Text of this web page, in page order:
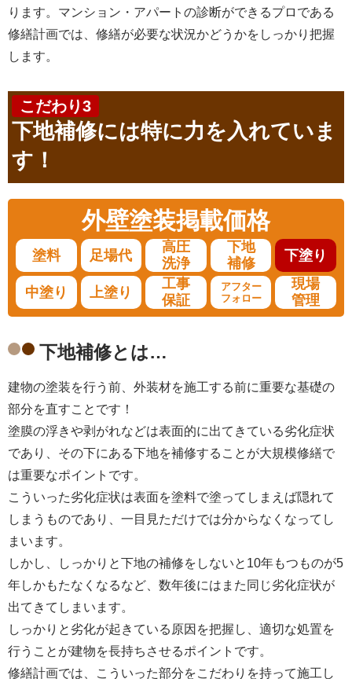
ります。マンション・アパートの診断ができるプロである
修繕計画では、修繕が必要な状況かどうかをしっかり把握
します。
こだわり3
下地補修には特に力を入れていま
す！
外壁塗装掲載価格
塗料 足場代
高圧
洗浄
下地
補修
下塗り
中塗り 上塗り
工事
保証
アフター
フォロー
現場
管理
下地補修とは…
建物の塗装を行う前、外装材を施工する前に重要な基礎の
部分を直すことです！
塗膜の浮きや剥がれなどは表面的に出てきている劣化症状
であり、その下にある下地を補修することが大規模修繕で
は重要なポイントです。
こういった劣化症状は表面を塗料で塗ってしまえば隠れて
しまうものであり、一目見ただけでは分からなくなってし
まいます。
しかし、しっかりと下地の補修をしないと10年もつものが5
年しかもたなくなるなど、数年後にはまた同じ劣化症状が
出てきてしまいます。
しっかりと劣化が起きている原因を把握し、適切な処置を
行うことが建物を長持ちさせるポイントです。
修繕計画では、こういった部分をこだわりを持って施工し